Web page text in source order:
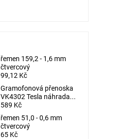
řemen 159,2 - 1,6 mm
čtvercový
99,12 Kč
Gramofonová přenoska
VK4302 Tesla náhrada...
589 Kč
řemen 51,0 - 0,6 mm
čtvercový
65 Kč